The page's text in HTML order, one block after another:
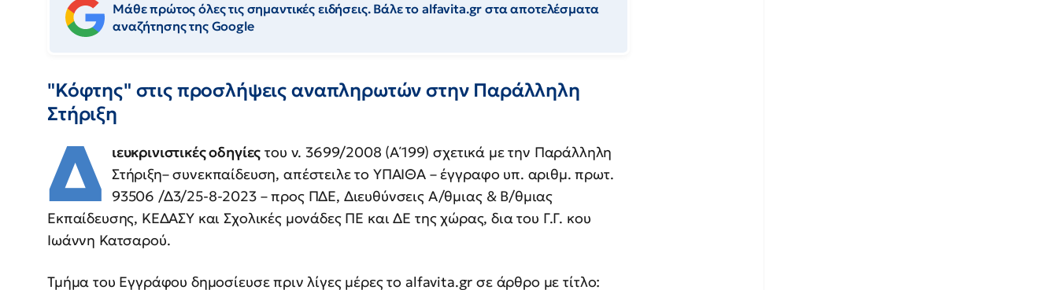
Μάθε πρώτος όλες τις σημαντικές ειδήσεις. Βάλε το alfavita.gr στα αποτελέσματα
αναζήτησης της Google
"Κόφτης" στις προσλήψεις αναπληρωτών στην Παράλληλη
Στήριξη
Δ ιευκρινιστικές οδηγίες του ν. 3699/2008 (Α΄199) σχετικά με την Παράλληλη
Στήριξη– συνεκπαίδευση, απέστειλε το ΥΠΑΙΘΑ – έγγραφο υπ. αριθμ. πρωτ.
93506 /Δ3/25-8-2023 – προς ΠΔΕ, Διευθύνσεις Α/θμιας & Β/θμιας
Εκπαίδευσης, ΚΕΔΑΣΥ και Σχολικές μονάδες ΠΕ και ΔΕ της χώρας, δια του Γ.Γ. κου
Ιωάννη Κατσαρού.
Τμήμα του Εγγράφου δημοσίευσε πριν λίγες μέρες το alfavita.gr σε άρθρο με τίτλο: